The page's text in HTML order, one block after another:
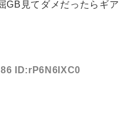
GB見てダメだったらギア
ID:rP6N6IXC0